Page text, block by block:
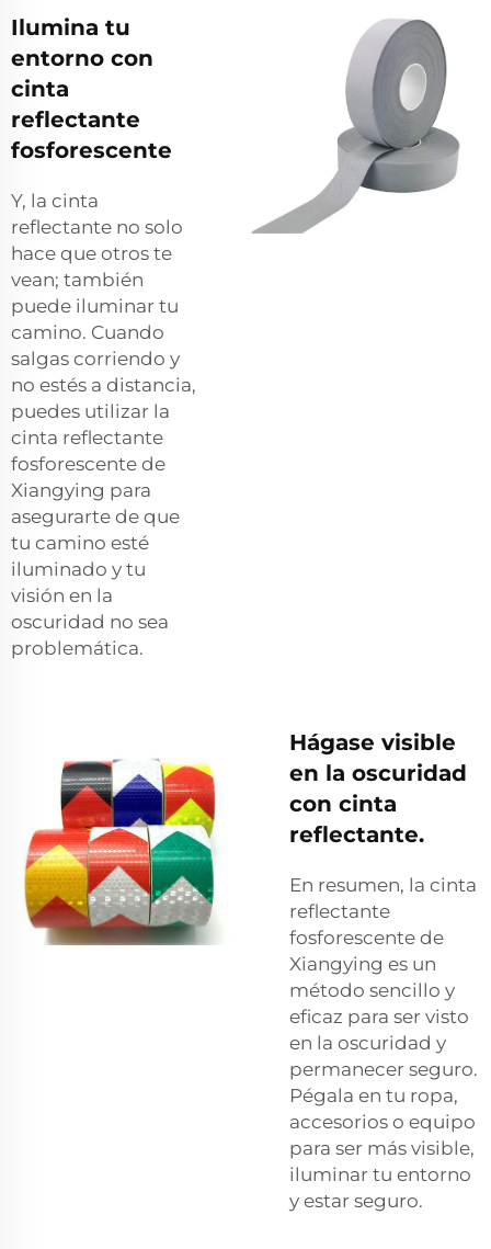
Ilumina tu
entorno con
cinta
reflectante
fosforescente
Y, la cinta
reflectante no solo
hace que otros te
vean; también
puede iluminar tu
camino. Cuando
salgas corriendo y
no estés a distancia,
puedes utilizar la
cinta reflectante
fosforescente de
Xiangying para
asegurarte de que
tu camino esté
iluminado y tu
visión en la
oscuridad no sea
problemática.
Hágase visible
en la oscuridad
con cinta
reflectante.
En resumen, la cinta
reflectante
fosforescente de
Xiangying es un
método sencillo y
eficaz para ser visto
en la oscuridad y
permanecer seguro.
Pégala en tu ropa,
accesorios o equipo
para ser más visible,
iluminar tu entorno
y estar seguro.